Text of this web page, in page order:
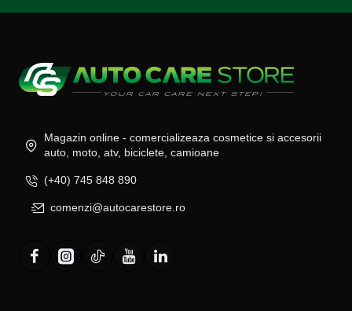
Magazin online - comercializeaza cosmetice si accesorii
auto, moto, atv, biciclete, camioane
(+40) 745 848 890
comenzi@autocarestore.ro